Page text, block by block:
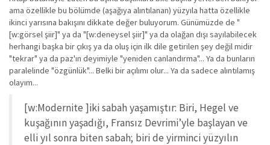
ama özellikle bu bölümde (aşağıya alıntılanan) yüzyıla hatta özellikle
ikinci yarısına bakışını dikkate değer buluyorum. Günümüzde de "
[w:görsel şiir]" ya da "[w:deneysel şiir]" ya da olağan dışı sayılabilecek
herhangi başka bir çıkış ya da oluş için ilk dile getirilen şey değil midir
"tekrar" ya da paz'ın deyimiyle "yeniden canlandırma"... Ya da bunların
paralelinde "özgünlük"... Belki bir açılımı olur... Ya da sadece alıntılamış
olayım...
[w:Modernite ]iki sabah yaşamıştır: Biri, Hegel ve
kuşağının yaşadığı, Fransız Devrimi’yle başlayan ve
elli yıl sonra biten sabah; biri de yirminci yüzyılın